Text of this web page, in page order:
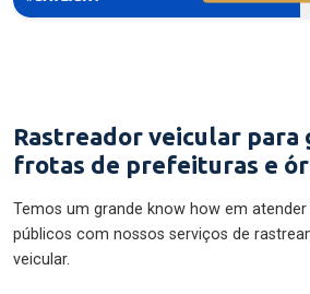
Rastreador veicular para
frotas de prefeituras e
Temos um grande know how em
públicos com nossos serviços de
veicular.